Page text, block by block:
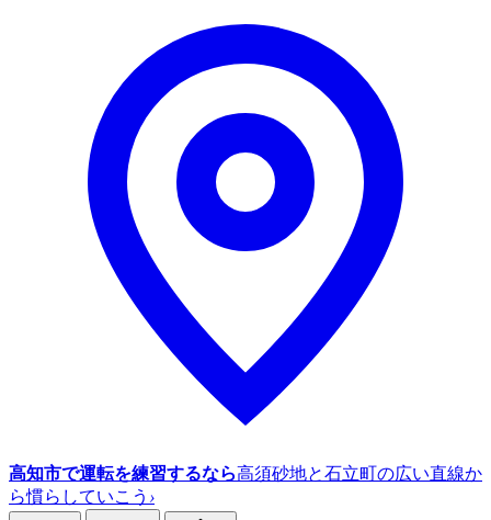
高知市で運転を練習するなら高須砂地と石立町の広い直線か
ら慣らしていこう ›